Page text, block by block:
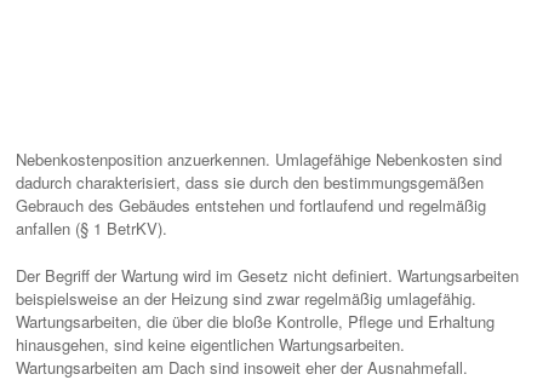
Nebenkostenposition anzuerkennen. Umlagefähige Nebenkosten sind
dadurch charakterisiert, dass sie durch den bestimmungsgemäßen
Gebrauch des Gebäudes entstehen und fortlaufend und regelmäßig
anfallen (§ 1 BetrKV).
Der Begriff der Wartung wird im Gesetz nicht definiert. Wartungsarbeiten
beispielsweise an der Heizung sind zwar regelmäßig umlagefähig.
Wartungsarbeiten, die über die bloße Kontrolle, Pflege und Erhaltung
hinausgehen, sind keine eigentlichen Wartungsarbeiten.
Wartungsarbeiten am Dach sind insoweit eher der Ausnahmefall.